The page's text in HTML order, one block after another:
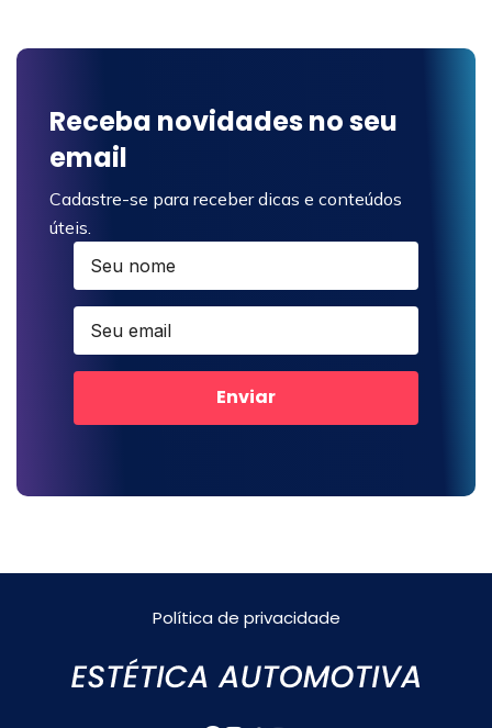
Receba novidades no seu
email
Cadastre-se para receber dicas e conteúdos
úteis.
Enviar
Política de privacidade